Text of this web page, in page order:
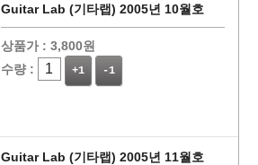
Guitar Lab (기타랩) 2005년 10월호
상품가 : 3,800원
수량 :
+1 -1
Guitar Lab (기타랩) 2005년 11월호